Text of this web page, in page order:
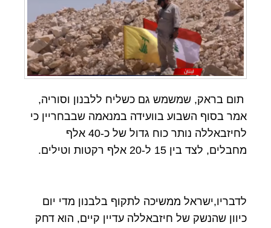
תום בראק, שמשמש גם כשליח ללבנון וסוריה,
אמר בסוף השבוע בוועידה במנאמה שבבחריין כי
לחיזבאללה נותר כוח גדול של כ-40 אלף
מחבלים, לצד בין 15 ל-20 אלף רקטות וטילים.
לדבריו,ישראל ממשיכה לתקוף בלבנון מדי יום
כיוון שהנשק של חיזבאללה עדיין קיים, הוא דחק